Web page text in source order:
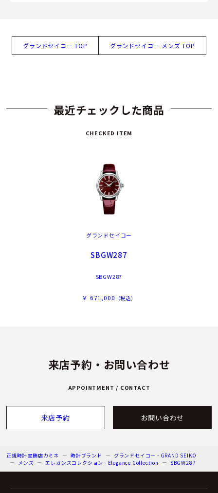
グランドセイコー TOP グランドセイコー メンズ TOP
最近チェックした商品
CHECKED ITEM
グランドセイコー
SBGW287
SBGW287
￥ 671,000 （税込）
来店予約・お問い合わせ
APPOINTMENT / CONTACT
来店予約 お問い合わせ
正規時計宝飾店カミネ 時計ブランド
グランドセイコー - GRAND SEIKO
メンズ
エレガンスコレクション - Elegance Collection SBGW287